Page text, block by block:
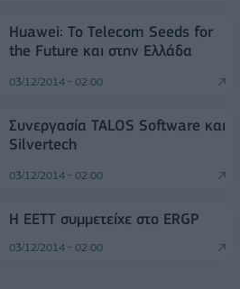
Huawei: Το Telecom Seeds for
the Future και στην Ελλάδα
03/12/2014 - 02:00
Συνεργασία TALOS Software και
Silvertech
03/12/2014 - 02:00
Η ΕΕΤΤ συμμετείχε στο ERGP
03/12/2014 - 02:00